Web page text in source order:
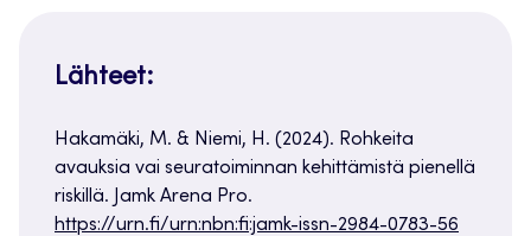
Lähteet:
Hakamäki, M. & Niemi, H. (2024). Rohkeita
avauksia vai seuratoiminnan kehittämistä pienellä
riskillä. Jamk Arena Pro.
https://urn.fi/urn:nbn:fi:jamk-issn-2984-0783-56